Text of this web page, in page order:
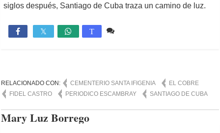
siglos después, Santiago de Cuba traza un camino de luz.
 T
RELACIONADO CON: CEMENTERIO SANTA IFIGENIA
EL COBRE
FIDEL CASTRO
PERIODICO ESCAMBRAY SANTIAGO DE CUBA
Mary Luz Borrego